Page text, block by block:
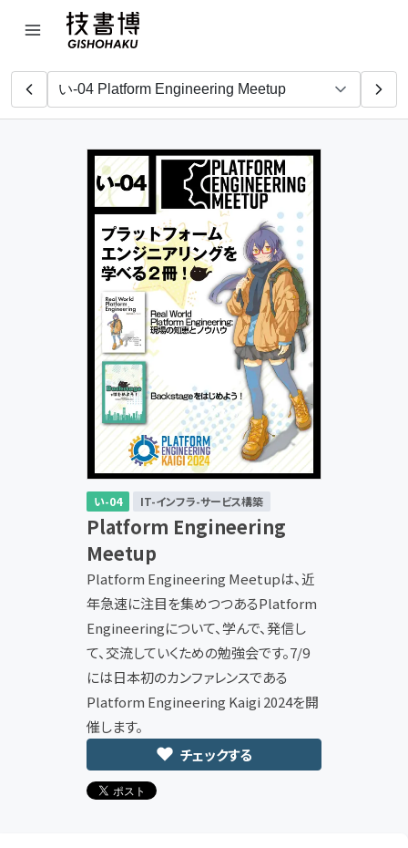
へにゃぺんて
い-04 IT-インフラ-サービス構築
Platform Engineering
Meetup
Platform Engineering Meetupは、近
年急速に注目を集めつつあるPlatform
Engineeringについて、学んで、発信し
て、交流していくための勉強会です。7/9
には日本初のカンファレンスである
Platform Engineering Kaigi 2024を開
催します。
チェックする